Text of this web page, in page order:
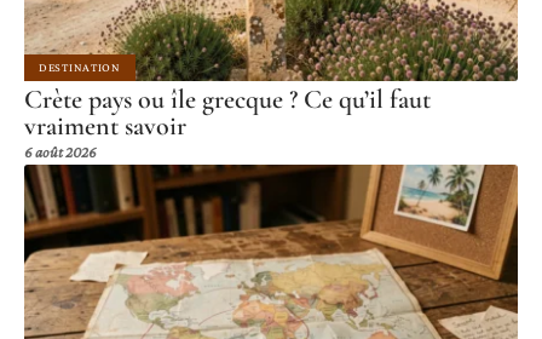
DESTINATION
Crète pays ou île grecque ? Ce qu’il faut
vraiment savoir
6 août 2026